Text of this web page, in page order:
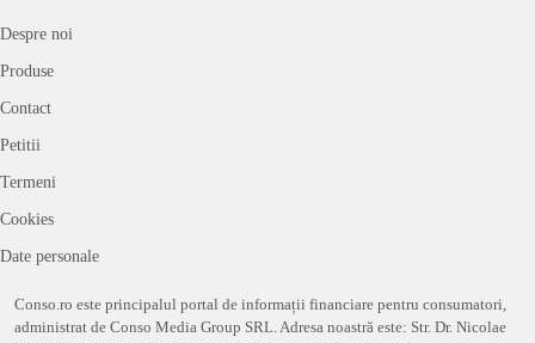
Despre noi
Produse
Contact
Petitii
Termeni
Cookies
Date personale
Conso.ro este principalul portal de informații financiare pentru consumatori,
administrat de Conso Media Group SRL. Adresa noastră este: Str. Dr. Nicolae